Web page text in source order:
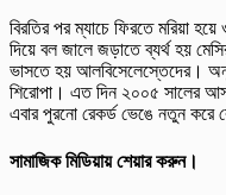
বিরতির পর ম্যাচে ফিরতে মরিয়া
দিয়ে বল জালে জড়াতে ব্যর্থ হয়
ভাসতে হয় আলবিসেলেস্তেদের।
শিরোপা। এত দিন ২০০৫ সালের
এবার পুরনো রেকর্ড ভেঙে নতুন করে
সামাজিক মিডিয়ায় শেয়ার করুন।